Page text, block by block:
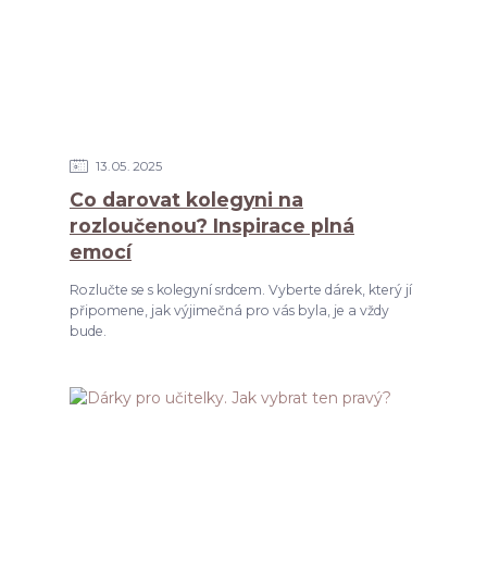
13 05 2025
Co darovat kolegyni na
rozloučenou? Inspirace plná
emocí
Rozlučte se s kolegyní srdcem. Vyberte dárek, který jí
připomene, jak výjimečná pro vás byla, je a vždy
bude.